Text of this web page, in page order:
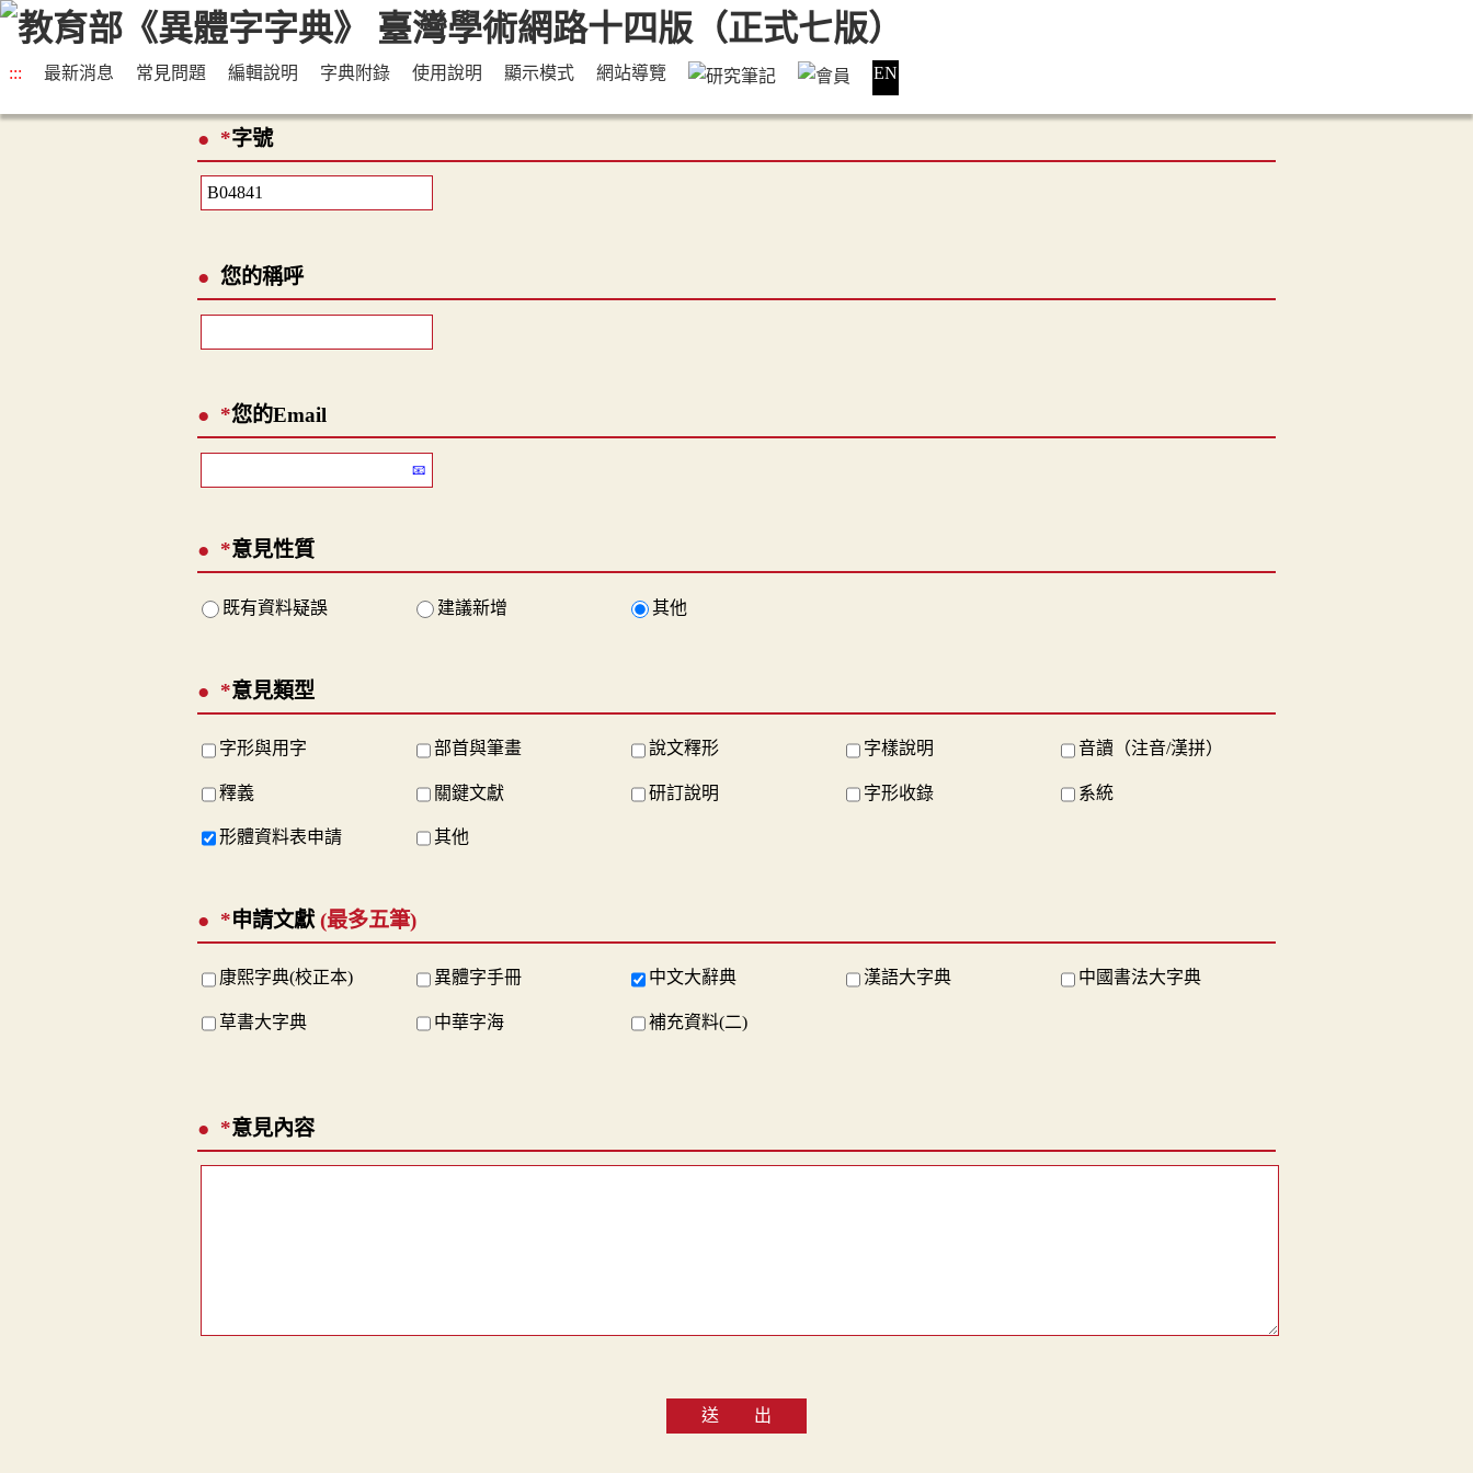
::: 最新消息 常見問題 編輯說明 字典附錄 使用說明 顯示模式 網站導覽 EN
*字號
您的稱呼
*您的Email
*意見性質
既有資料疑誤 建議新增 其他
*意見類型
字形與用字 部首與筆畫 說文釋形 字樣說明 音讀（注音/漢拼）
釋義 關鍵文獻 研訂說明 字形收錄 系統
形體資料表申請 其他
*申請文獻 (最多五筆)
康熙字典(校正本) 異體字手冊 中文大辭典 漢語大字典 中國書法大字典
草書大字典 中華字海 補充資料(二)
*意見內容
送 出